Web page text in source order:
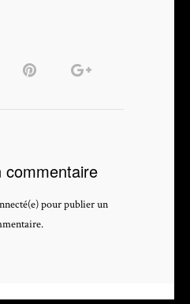
commentaire
pour publier un